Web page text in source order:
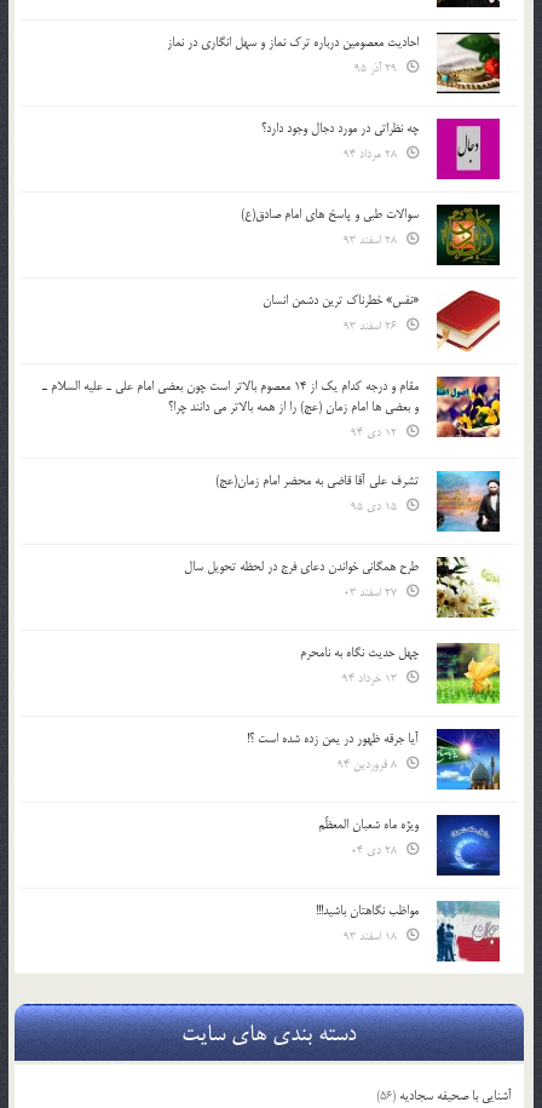
احادیث معصومین درباره ترک نماز و سهل انگاری در نماز
چه نظراتی در مورد دجال وجود دارد؟
سوالات طبی و پاسخ های امام صادق(ع)
«نفس» خطرناک ترین دشمن انسان
مقام و درجه كدام يك از 14 معصوم بالاتر است چون بعضي امام علي ـ عليه السلام ـ
و بعضي ها امام زمان (عج) را از همه بالاتر مي دانند چرا؟
تشرف علي آقا قاضي به محضر امام زمان(عج)
طرح همگانی خواندن دعای فرج در لحظه تحویل سال
چهل حدیث نگاه به نامحرم
آیا جرقه ظهور در یمن زده شده است ؟!
ویژه ماه شعبان المعظّم
مواظب نگاهتان باشید!!!
دسته بندی های سایت
آشنایی با صحیفه سجادیه (56)